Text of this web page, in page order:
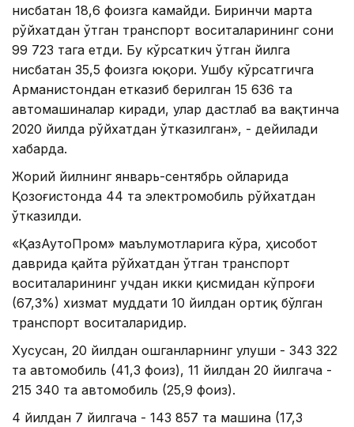
нисбатан 18,6 фоизга камайди. Биринчи марта
рўйхатдан ўтган транспорт воситаларининг сони
99 723 тага етди. Бу кўрсаткич ўтган йилга
нисбатан 35,5 фоизга юқори. Ушбу кўрсатгичга
Арманистондан етказиб берилган 15 636 та
автомашиналар киради, улар дастлаб ва вақтинча
2020 йилда рўйхатдан ўтказилган», - дейилади
хабарда.
Жорий йилнинг январь-сентябрь ойларида
Қозоғистонда 44 та электромобиль рўйхатдан
ўтказилди.
«ҚазАутоПром» маълумотларига кўра, ҳисобот
даврида қайта рўйхатдан ўтган транспорт
воситаларининг учдан икки қисмидан кўпроғи
(67,3%) хизмат муддати 10 йилдан ортиқ бўлган
транспорт воситаларидир.
Хусусан, 20 йилдан ошганларнинг улуши - 343 322
та автомобиль (41,3 фоиз), 11 йилдан 20 йилгача -
215 340 та автомобиль (25,9 фоиз).
4 йилдан 7 йилгача - 143 857 та машина (17,3